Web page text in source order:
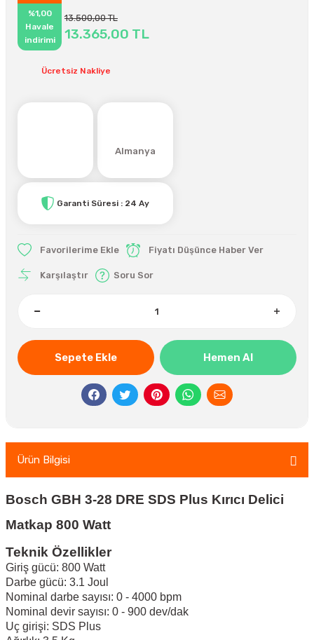
%1,00
Havale
indirimi
13.500,00 TL
13.365,00 TL
Ücretsiz Nakliye
Almanya
Garanti Süresi : 24 Ay
Fiyatı Düşünce Haber Ver
Karşılaştır Soru Sor
Sepete Ekle Hemen Al
Ürün Bilgisi
Bosch GBH 3-28 DRE SDS Plus Kırıcı Delici
Matkap 800 Watt
Teknik Özellikler
Giriş gücü: 800 Watt
Darbe gücü: 3.1 Joul
Nominal darbe sayısı: 0 - 4000 bpm
Nominal devir sayısı: 0 - 900 dev/dak
Uç girişi: SDS Plus